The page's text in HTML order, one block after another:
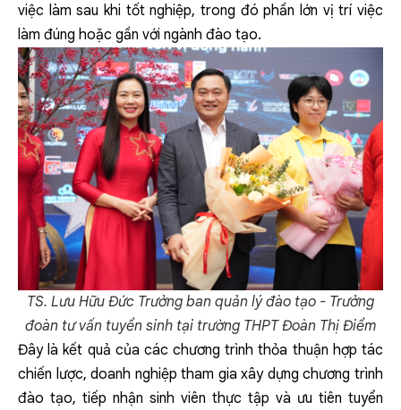
việc làm sau khi tốt nghiệp, trong đó phần lớn vị trí việc
làm đúng hoặc gần với ngành đào tạo.
TS. Lưu Hữu Đức Trưởng ban quản lý đào tạo - Trưởng
đoàn tư vấn tuyển sinh tại trường THPT Đoàn Thị Điểm
Đây là kết quả của các chương trình thỏa thuận hợp tác
chiến lược, doanh nghiệp tham gia xây dựng chương trình
đào tạo, tiếp nhận sinh viên thực tập và ưu tiên tuyển